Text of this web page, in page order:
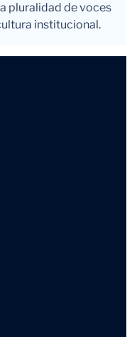
pluralidad de voces
institucional.